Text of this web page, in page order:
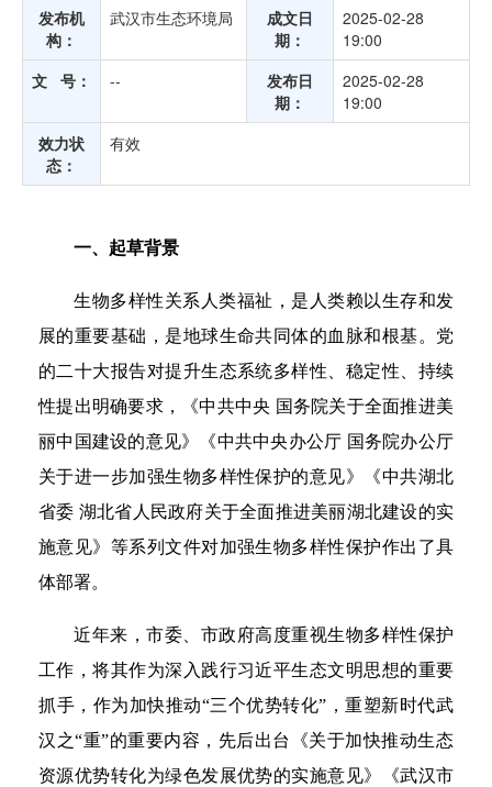
发布机
构：
武汉市生态环境局
成文日
期：
2025-02-28
19:00
文 号：
--
发布日
期：
2025-02-28
19:00
效力状
态：
有效
一、起草背景
生物多样性关系人类福祉，是人类赖以生存和发
展的重要基础，是地球生命共同体的血脉和根基。党
的二十大报告对提升生态系统多样性、稳定性、持续
性提出明确要求，《中共中央 国务院关于全面推进美
丽中国建设的意见》《中共中央办公厅 国务院办公厅
关于进一步加强生物多样性保护的意见》《中共湖北
省委 湖北省人民政府关于全面推进美丽湖北建设的实
施意见》等系列文件对加强生物多样性保护作出了具
体部署。
近年来，市委、市政府高度重视生物多样性保护
工作，将其作为深入践行习近平生态文明思想的重要
抓手，作为加快推动“三个优势转化”，重塑新时代武
汉之“重”的重要内容，先后出台《关于加快推动生态
资源优势转化为绿色发展优势的实施意见》《武汉市